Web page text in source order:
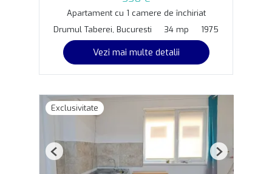
Apartament cu 1 camere de închiriat
Drumul Taberei, Bucuresti
34 mp 1975
Vezi mai multe detalii
Exclusivitate
Previous Next